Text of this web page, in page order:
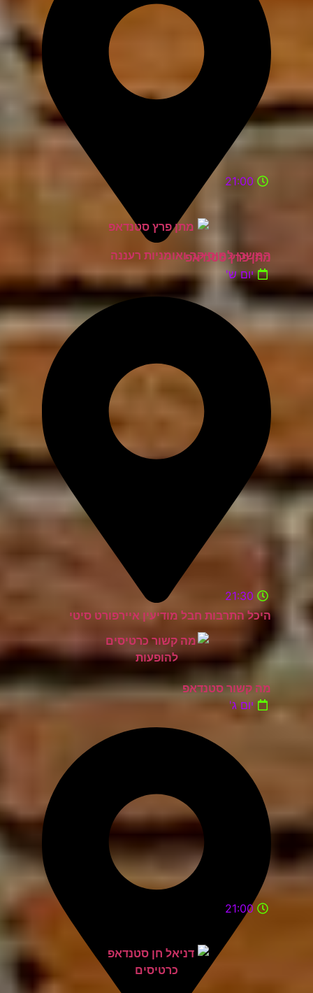
המשכן למוסיקה ואומניות רעננה
21:00
מתן פרץ סטנדאפ
יום ש'
היכל התרבות חבל מודיעין איירפורט סיטי
21:30
מה קשור סטנדאפ
יום ג'
21:00